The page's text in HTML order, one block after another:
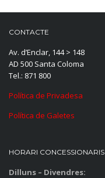
CONTACTE
Av. d’Enclar, 144 > 148
AD 500 Santa Coloma
Tel.: 871 800
Política de Privadesa
Política de Galetes
HORARI CONCESSIONARIS
Dilluns – Divendres: